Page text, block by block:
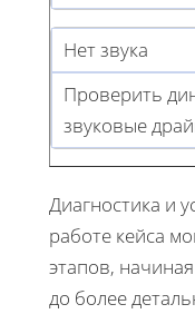
Нет звука
Проверить
звуковые
Диагностика и
работе кейса
этапов,
до более